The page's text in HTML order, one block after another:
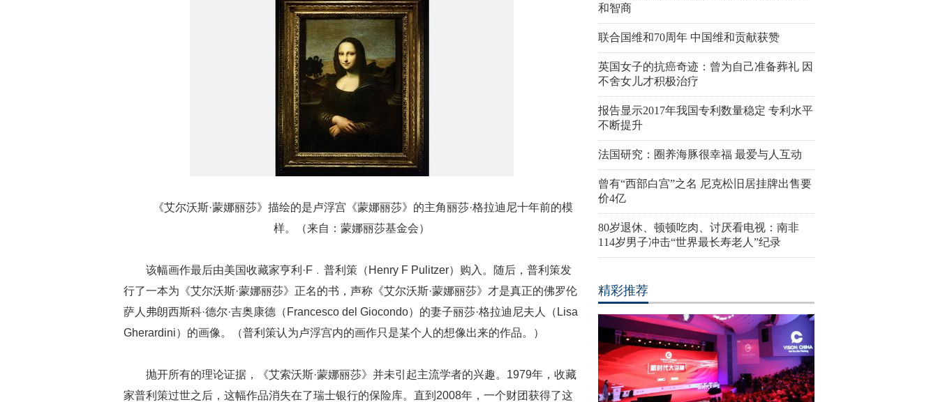
《艾尔沃斯·蒙娜丽莎》描绘的是卢浮宫《蒙娜丽莎》的主角丽莎·格拉迪尼十年前的模
样。（来自：蒙娜丽莎基金会）
该幅画作最后由美国收藏家亨利·F﹒普利策（Henry F Pulitzer）购入。随后，普利策发
行了一本为《艾尔沃斯·蒙娜丽莎》正名的书，声称《艾尔沃斯·蒙娜丽莎》才是真正的佛罗伦
萨人弗朗西斯科·德尔·吉奥康德（Francesco del Giocondo）的妻子丽莎·格拉迪尼夫人（Lisa
Gherardini）的画像。（普利策认为卢浮宫内的画作只是某个人的想像出来的作品。）
抛开所有的理论证据，《艾索沃斯·蒙娜丽莎》并未引起主流学者的兴趣。1979年，收藏
家普利策过世之后，这幅作品消失在了瑞士银行的保险库。直到2008年，一个财团获得了这
和智商
联合国维和70周年 中国维和贡献获赞
英国女子的抗癌奇迹：曾为自己准备葬礼 因
不舍女儿才积极治疗
报告显示2017年我国专利数量稳定 专利水平
不断提升
法国研究：圈养海豚很幸福 最爱与人互动
曾有“西部白宫”之名 尼克松旧居挂牌出售要
价4亿
80岁退休、顿顿吃肉、讨厌看电视：南非
114岁男子冲击“世界最长寿老人”纪录
精彩推荐